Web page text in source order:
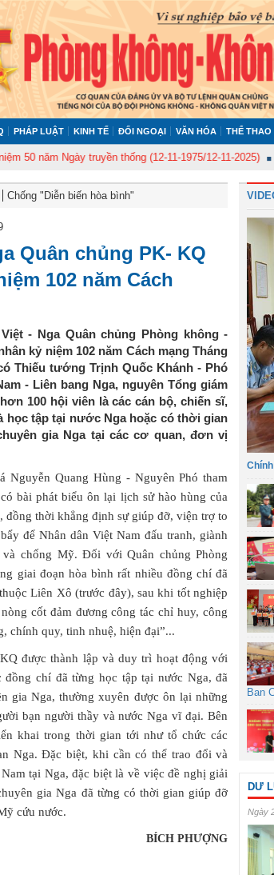
PHÁP LUẬT KINH TẾ ĐỐI NGOẠI VĂN HÓA THỂ THAO
Ngày truyền thống (12-11-1975/12-11-2025) Ủy
Chống "Diễn biến hòa bình"
Quân chủng PK- KQ
102 năm Cách
- Nga Quân chủng Phòng không -
kỷ niệm 102 năm Cách mạng Tháng
Thiếu tướng Trịnh Quốc Khánh - Phó
- Liên bang Nga, nguyên Tổng giám
100 hội viên là các cán bộ, chiến sĩ,
học tập tại nước Nga hoặc có thời gian
gia Nga tại các cơ quan, đơn vị
Quang Hùng - Nguyên Phó tham
bài phát biểu ôn lại lịch sử hào hùng của
đồng thời khẳng định sự giúp đỡ, viện trợ to
để Nhân dân Việt Nam đấu tranh, giành
chống Mỹ. Đối với Quân chủng Phòng
giai đoạn hòa bình rất nhiều đồng chí đã
Liên Xô (trước đây), sau khi tốt nghiệp
cốt đảm đương công tác chỉ huy, công
chính quy, tinh nhuệ, hiện đại”...
được thành lập và duy trì hoạt động với
chí đã từng học tập tại nước Nga, đã
gia Nga, thường xuyên được ôn lại những
bạn người thầy và nước Nga vĩ đại. Bên
khai trong thời gian tới như tổ chức các
Nga. Đặc biệt, khi cần có thể trao đổi và
tại Nga, đặc biệt là về việc đề nghị giải
gia Nga đã từng có thời gian giúp đỡ
cứu nước.
BÍCH PHƯỢNG
Ban
DƯ
Ngày